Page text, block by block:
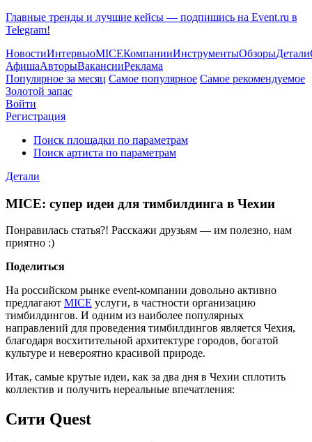
Главные тренды и лучшие кейсы — подпишись на Event.ru в
Telegram!
НовостиИнтервьюMICEКомпанииИнструментыОбзорыДетали
АфишаАвторыВакансииРеклама
Популярное за месяц Самое популярное Самое рекомендуемое
Золотой запас
Войти
Регистрация
Поиск площадки по параметрам
Поиск артиста по параметрам
Детали
MICE: супер идеи для тимбилдинга в Чехии
Понравилась статья?! Расскажи друзьям — им полезно, нам
приятно :)
Поделиться
На российском рынке event-компании довольно активно
предлагают MICE услуги, в частности организацию
тимбилдингов. И одним из наиболее популярных
направлений для проведения тимбилдингов является Чехия,
благодаря восхитительной архитектуре городов, богатой
культуре и невероятно красивой природе.
Итак, самые крутые идеи, как за два дня в Чехии сплотить
коллектив и получить нереальные впечатления:
Сити Quest